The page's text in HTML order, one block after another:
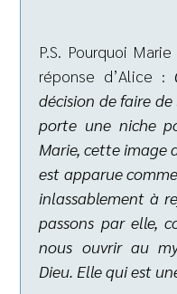
P.S. Pourquoi
réponse d’Alice :
décision de faire
porte une niche
Marie, cette image
est apparue
inlassablement à
passons par elle,
nous ouvrir au
Dieu. Elle qui est